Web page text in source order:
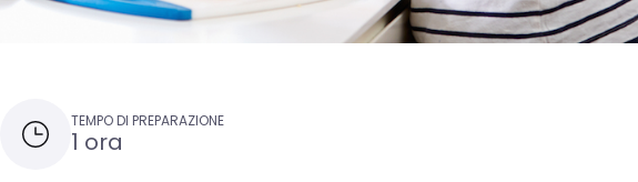
TEMPO DI PREPARAZIONE
1 ora